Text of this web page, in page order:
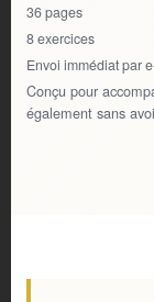
36 pages
8 exercices
Envoi immédiat par
Conçu pour
également sans